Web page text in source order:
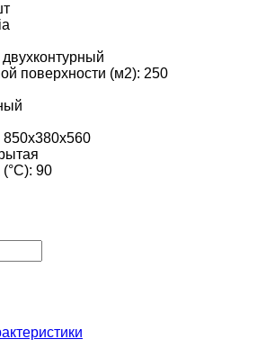
двухконтурный
поверхности (м2): 250
850х380х560
90